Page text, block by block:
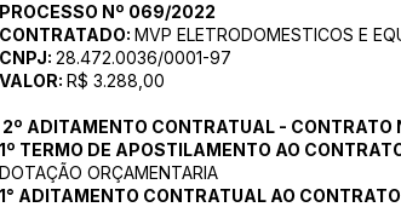
PROCESSO Nº 069/2022
CONTRATADO: MVP ELETRODOMESTICOS E
CNPJ: 28.472.0036/0001-97
VALOR: R$ 3.288,00
2º ADITAMENTO CONTRATUAL -
1º TERMO DE APOSTILAMENTO AO
DOTAÇÃO ORÇAMENTARIA
1° ADITAMENTO CONTRATUAL AO